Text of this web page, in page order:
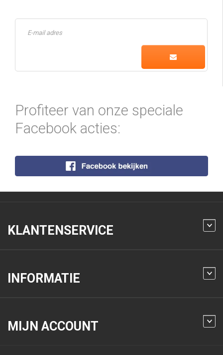
Profiteer van onze speciale
Facebook acties:
KLANTENSERVICE
INFORMATIE
MIJN ACCOUNT